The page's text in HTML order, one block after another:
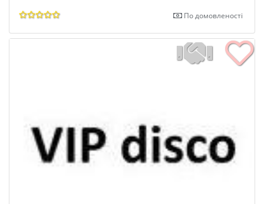
По домовленості